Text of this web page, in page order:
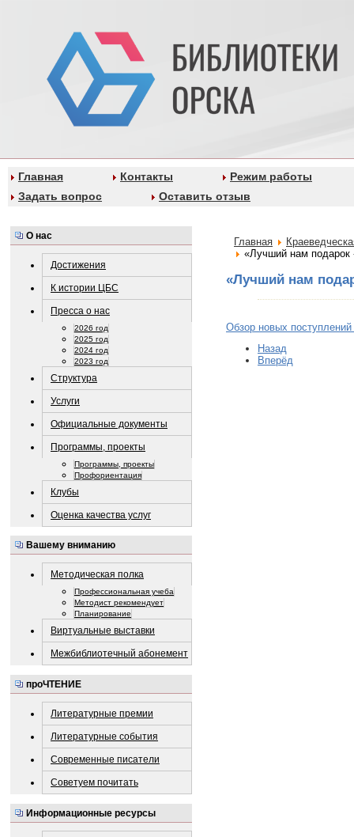
Главная Контакты
Режим работы
Задать вопрос
Оставить отзыв
О нас
Достижения
К истории ЦБС
Пресса о нас
2026 год
2025 год
2024 год
2023 год
Структура
Услуги
Официальные документы
Программы, проекты
Программы, проекты
Профориентация
Клубы
Оценка качества услуг
Вашему вниманию
Методическая полка
Профессиональная учеба
Методист рекомендует
Планирование
Виртуальные выставки
Межбиблиотечный абонемент
проЧТЕНИЕ
Литературные премии
Литературные события
Современные писатели
Советуем почитать
Информационные ресурсы
Главная
«Лучший нам подарок
«Лучший нам
Обзор новых
Назад
Вперёд